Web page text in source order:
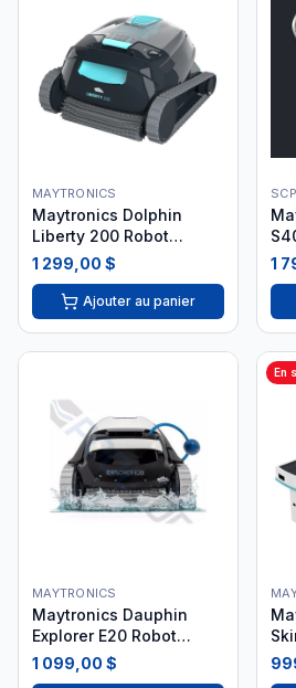
MAYTRONICS
Maytronics Dolphin
Liberty 200 Robot
Nettoyeur Piscine 2025
1 299,00 $
Ajouter au panier
de
1
MAYTRONICS
Maytronics Dauphin
Explorer E20 Robot
Nettoyeur Piscine
1 099,00 $
En